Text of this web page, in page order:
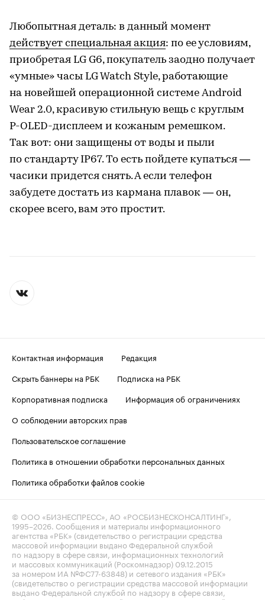
Любопытная деталь: в данный момент
действует специальная акция: по ее условиям,
приобретая LG G6, покупатель заодно получает
«умные» часы LG Watch Style, работающие
на новейшей операционной системе Android
Wear 2.0, красивую стильную вещь с круглым
P-OLED-дисплеем и кожаным ремешком.
Так вот: они защищены от воды и пыли
по стандарту IP67. То есть пойдете купаться —
часики придется снять. А если телефон
забудете достать из кармана плавок — он,
скорее всего, вам это простит.
Контактная информация
Редакция
Скрыть баннеры на РБК
Подписка на РБК
Корпоративная подписка
Информация об ограничениях
О соблюдении авторских прав
Пользовательское соглашение
Политика в отношении обработки персональных данных
Политика обработки файлов cookie
© ООО «БИЗНЕСПРЕСС», АО «РОСБИЗНЕСКОНСАЛТИНГ»,
1995–2026 . Сообщения и материалы информационного
агентства «РБК» (свидетельство о регистрации средства
массовой информации выдано Федеральной службой
по надзору в сфере связи, информационных технологий
и массовых коммуникаций (Роскомнадзор) 09.12.2015
за номером ИА №ФС77-63848) и сетевого издания «РБК»
(свидетельство о регистрации средства массовой информации
выдано Федеральной службой по надзору в сфере связи,